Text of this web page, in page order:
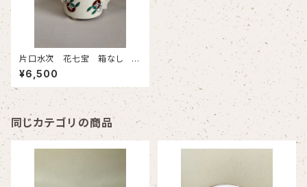
片口水次 花七宝 箱なし 古
物
¥6,500
同じカテゴリの商品